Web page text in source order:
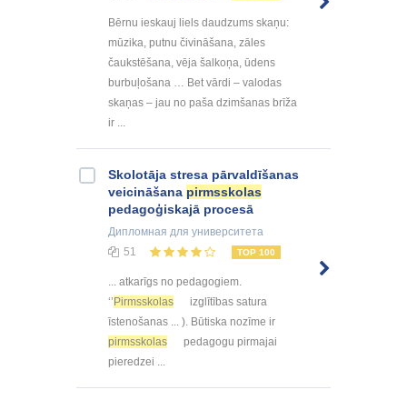
Bērnu ieskauj liels daudzums skaņu:
mūzika, putnu čivināšana, zāles
čaukstēšana, vēja šalkoņa, ūdens
burbuļošana … Bet vārdi – valodas
skaņas – jau no paša dzimšanas brīža
ir ...
Skolotāja stresa pārvaldīšanas
veicināšana pirmsskolas
pedagoģiskajā procesā
Дипломная для университета
51
TOP 100
... atkarīgs no pedagogiem.
‘’Pirmsskolas
izglītības satura
īstenošanas ... ). Būtiska nozīme ir
pirmsskolas
pedagogu pirmajai
pieredzei ...